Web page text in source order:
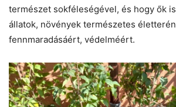
természet sokféleségével, és hogy ők
állatok, növények természetes
fennmaradásáért, védelméért.